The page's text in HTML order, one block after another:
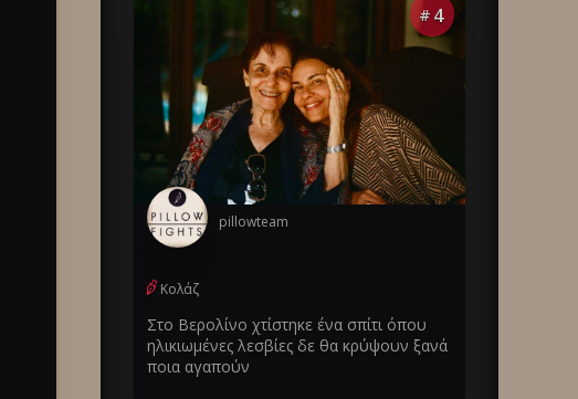
# 4
pillowteam
Κολάζ
Στο Βερολίνο χτίστηκε ένα σπίτι όπου
ηλικιωμένες λεσβίες δε θα κρύψουν ξανά
ποια αγαπούν